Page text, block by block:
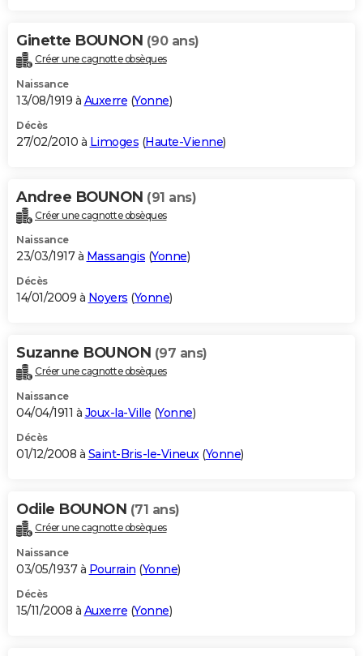
Ginette BOUNON (90 ans)
Créer une cagnotte obsèques
Naissance
13/08/1919 à Auxerre (Yonne)
Décès
27/02/2010 à Limoges (Haute-Vienne)
Andree BOUNON (91 ans)
Créer une cagnotte obsèques
Naissance
23/03/1917 à Massangis (Yonne)
Décès
14/01/2009 à Noyers (Yonne)
Suzanne BOUNON (97 ans)
Créer une cagnotte obsèques
Naissance
04/04/1911 à Joux-la-Ville (Yonne)
Décès
01/12/2008 à Saint-Bris-le-Vineux(Yonne)
Odile BOUNON (71 ans)
Créer une cagnotte obsèques
Naissance
03/05/1937 à Pourrain (Yonne)
Décès
15/11/2008 à Auxerre (Yonne)